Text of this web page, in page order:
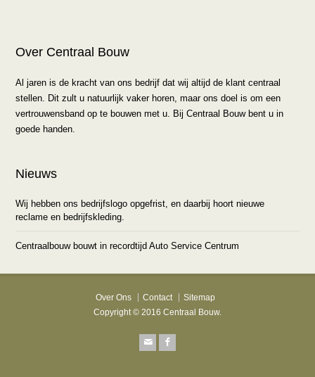
Over Centraal Bouw
Al jaren is de kracht van ons bedrijf dat wij altijd de klant centraal
stellen. Dit zult u natuurlijk vaker horen, maar ons doel is om een
vertrouwensband op te bouwen met u. Bij Centraal Bouw bent u in
goede handen.
Nieuws
Wij hebben ons bedrijfslogo opgefrist, en daarbij hoort nieuwe
reclame en bedrijfskleding.
Centraalbouw bouwt in recordtijd Auto Service Centrum
Over Ons Contact
Sitemap
Copyright © 2016 Centraal Bouw.